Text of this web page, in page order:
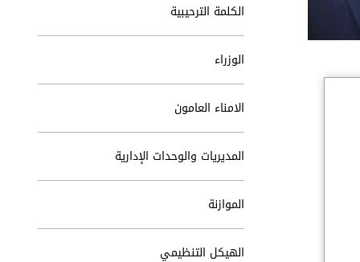
الكلمة الترحيبية
الوزراء
الامناء العامون
المديريات والوحدات الإدارية
الموازنة
الهيكل التنظيمي